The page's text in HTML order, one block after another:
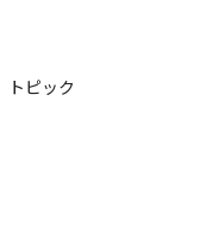
トピック